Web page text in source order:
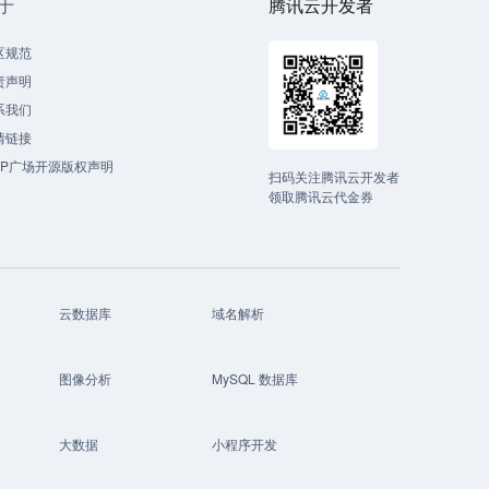
规范
声明
我们
链接
广场开源版权声明
扫码关注腾讯云开发者
领取腾讯云代金券
云数据库 域名解析
图像分析 MySQL 数据库
大数据 小程序开发